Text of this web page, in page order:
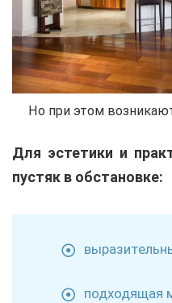
Но при этом
Для эстетики и
пустяк в обстановке:
подходящая